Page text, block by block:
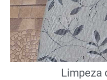
Limpeza